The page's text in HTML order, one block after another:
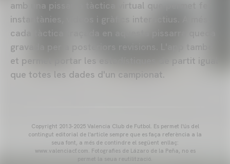
amb una pissarra tàctica virtual que permet fer
instantànies, vídeos i gràfics interactius. A més,
cada tàctica traçada en aquesta pissarra queda
gravada per a posteriors revisions. L'app també
et permet portar les estadístiques de partit igual
que totes les dades d'un campionat.
Copyright 2013-2025 Valencia Club de Futbol. Es permet l'ús del
contingut editorial de l'article sempre que es faça referència a la
seua font, a més de contindre el següent enllaç:
www.valenciacf.com. Fotografies de Lázaro de la Peña, no es
permet la seua reutilització.